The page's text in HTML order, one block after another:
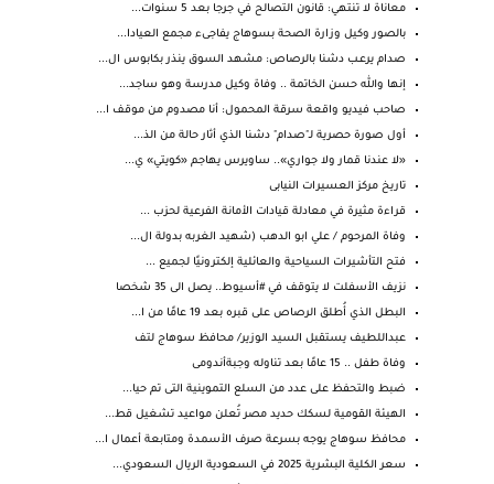
معاناة لا تنتهي: قانون التصالح في جرجا بعد 5 سنوات...
بالصور وكيل وزارة الصحة بسوهاج يفاجىء مجمع العيادا...
صدام يرعـب دشنا بالرصاص: مشهد السوق ينذر بكابوس ال...
إنها والله حسن الخاتمة .. وفاة وكيل مدرسة وهو ساجد...
صاحب فيديو واقعة سرقة المحمول: أنا مصدوم من موقف ا...
أول صورة حصرية لـ"صدام" دشنا الذي أثار حالة من الذ...
«لا عندنا قمار ولا جواري».. ساويرس يهاجم «كويتي» ي...
تاريخ مركز العسيرات النيابى
قراءة مثيرة في معادلة قيادات الأمانة الفرعية لحزب ...
وفاة المرحوم / علي ابو الدهب (شهيد الغربه بدولة ال...
فتح التأشيرات السياحية والعائلية إلكترونيًا لجميع ...
نزيف الأسفلت لا يتوقف في #أسيوط.. يصل الى 35 شخصا
البطل الذي أُطلق الرصاص على قبره بعد 19 عامًا من ا...
عبداللطيف يستقبل السيد الوزير/ محافظ سوهاج لتف
وفاة طفل .. 15 عامًا بعد تناوله وجبةأندومى
ضبط والتحفظ على عدد من السلع التموينية التى تم حيا...
الهيئة القومية لسكك حديد مصر تُعلن مواعيد تشغيل قط...
محافظ سوهاج يوجه بسرعة صرف الأسمدة ومتابعة أعمال ا...
سعر الكلية البشرية 2025 في السعودية الريال السعودي...